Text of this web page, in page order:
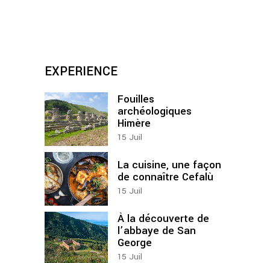
EXPERIENCE
Fouilles
archéologiques
Himère
15 Juil
La cuisine, une façon
de connaître Cefalù
15 Juil
À la découverte de
l’abbaye de San
George
15 Juil